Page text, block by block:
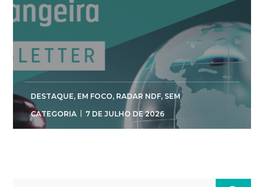
DESTAQUE, EM FOCO, RADAR NDF, SEM
CATEGORIA
7 DE JULHO DE 2026